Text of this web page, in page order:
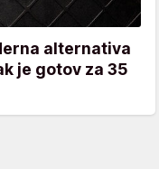
alternativa
je gotov za 35